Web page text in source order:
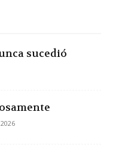
sucedió